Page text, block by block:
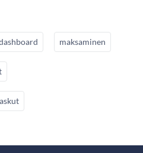
maksaminen